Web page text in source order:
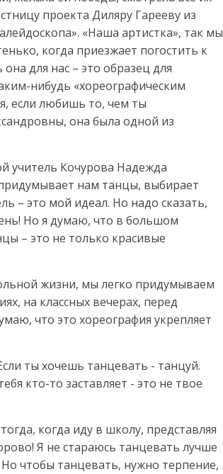
проекта Диляру Гарееву из
«Наша артистка», так мы
когда приезжает погостить к
для нас – это образец для
нибудь «хореографическим
если любишь то, чем ты
она была одной из
учитель Кочурова Надежда
нам танцы, выбирает
– это мой идеал. Но надо сказать,
Но я думаю, что в большом
– это не только красивые
жизни, мы легко придумываем
на классных вечерах, перед
что это хореография укрепляет
ты хочешь танцевать - танцуй.
кто-то заставляет - это не твое
когда иду в школу, представляя
Я не стараюсь танцевать лучше
чтобы танцевать, нужно терпение,